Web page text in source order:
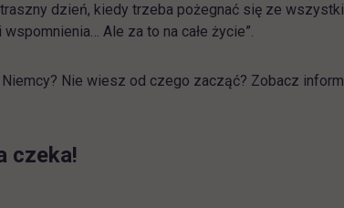
dzień, kiedy trzeba pożegnać się ze
Ale za to na całe życie”.
Niemcy? Nie wiesz od czego zacząć? Zobacz
czeka!